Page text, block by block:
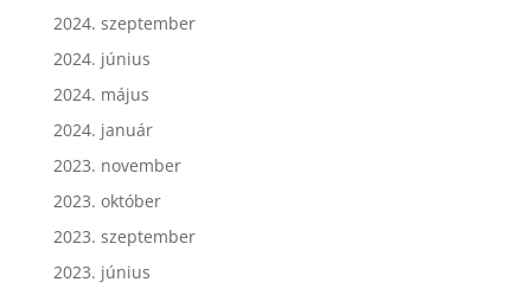
2024. szeptember
2024. június
2024. május
2024. január
2023. november
2023. október
2023. szeptember
2023. június